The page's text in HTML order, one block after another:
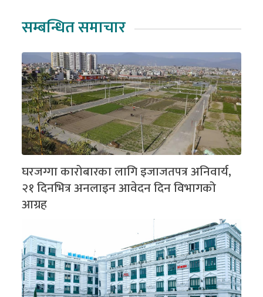
सम्बन्धित समाचार
घरजग्गा कारोबारका लागि इजाजतपत्र अनिवार्य,
२१ दिनभित्र अनलाइन आवेदन दिन विभागको
आग्रह